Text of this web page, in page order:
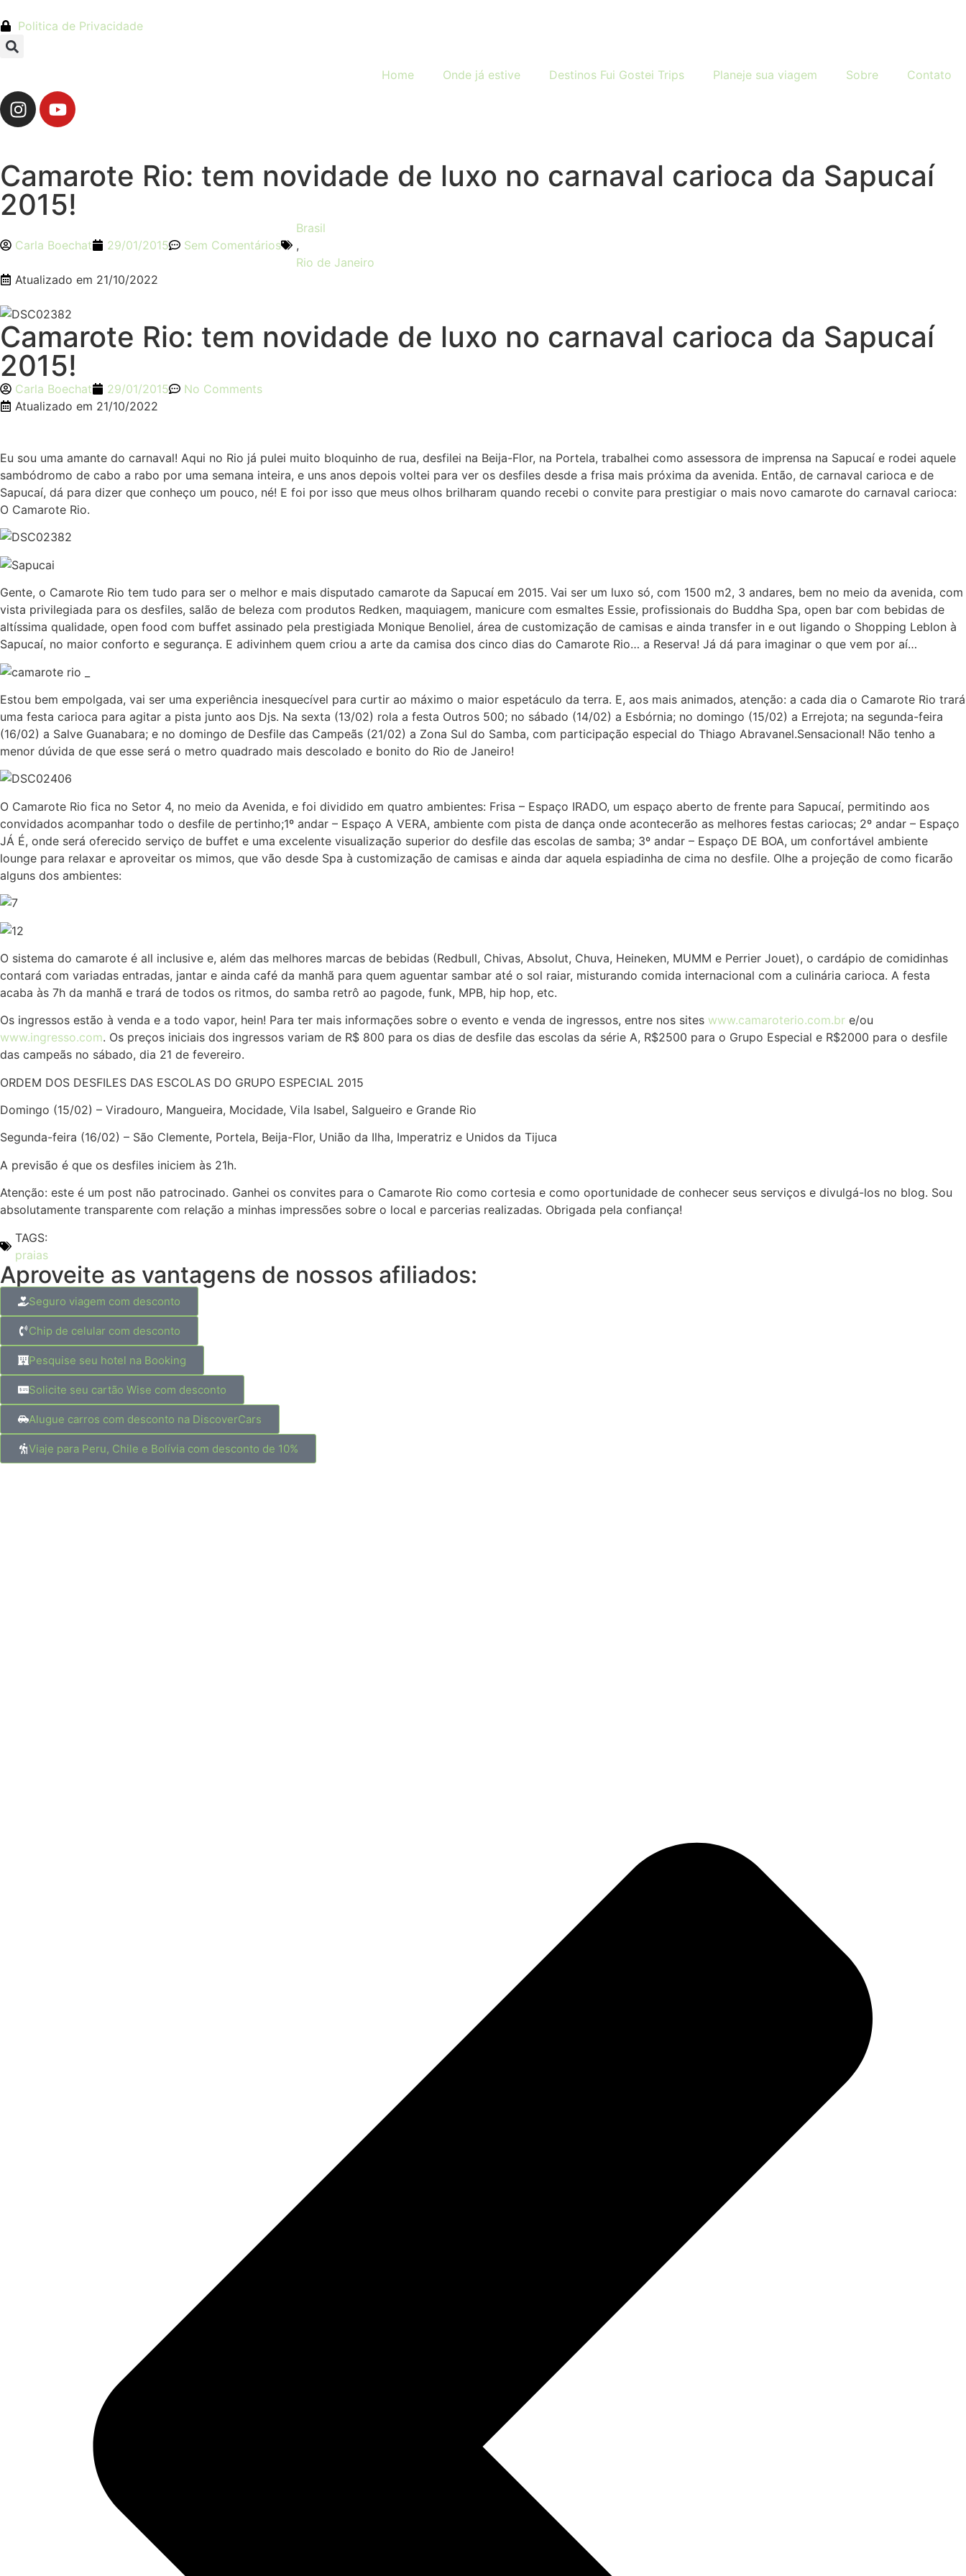
Politica de Privacidade
Home Onde já estive Destinos Fui Gostei Trips Planeje sua viagem Sobre Contato
Camarote Rio: tem novidade de luxo no carnaval carioca da Sapucaí
2015!
Carla Boechat 29/01/2015 Sem Comentários
Brasil
,
Rio de Janeiro
Atualizado em 21/10/2022
Camarote Rio: tem novidade de luxo no carnaval carioca da Sapucaí
2015!
Carla Boechat 29/01/2015
No Comments
Atualizado em 21/10/2022
Eu sou uma amante do carnaval! Aqui no Rio já pulei muito bloquinho de rua, desfilei na Beija-Flor, na Portela, trabalhei como assessora de imprensa na Sapucaí e rodei aquele
sambódromo de cabo a rabo por uma semana inteira, e uns anos depois voltei para ver os desfiles desde a frisa mais próxima da avenida. Então, de carnaval carioca e de
Sapucaí, dá para dizer que conheço um pouco, né! E foi por isso que meus olhos brilharam quando recebi o convite para prestigiar o mais novo camarote do carnaval carioca:
O Camarote Rio.
Gente, o Camarote Rio tem tudo para ser o melhor e mais disputado camarote da Sapucaí em 2015. Vai ser um luxo só, com 1500 m2, 3 andares, bem no meio da avenida, com
vista privilegiada para os desfiles, salão de beleza com produtos Redken, maquiagem, manicure com esmaltes Essie, profissionais do Buddha Spa, open bar com bebidas de
altíssima qualidade, open food com buffet assinado pela prestigiada Monique Benoliel, área de customização de camisas e ainda transfer in e out ligando o Shopping Leblon à
Sapucaí, no maior conforto e segurança. E adivinhem quem criou a arte da camisa dos cinco dias do Camarote Rio… a Reserva! Já dá para imaginar o que vem por aí…
Estou bem empolgada, vai ser uma experiência inesquecível para curtir ao máximo o maior espetáculo da terra. E, aos mais animados, atenção: a cada dia o Camarote Rio trará
uma festa carioca para agitar a pista junto aos Djs. Na sexta (13/02) rola a festa Outros 500; no sábado (14/02) a Esbórnia; no domingo (15/02) a Errejota; na segunda-feira
(16/02) a Salve Guanabara; e no domingo de Desfile das Campeãs (21/02) a Zona Sul do Samba, com participação especial do Thiago Abravanel.Sensacional! Não tenho a
menor dúvida de que esse será o metro quadrado mais descolado e bonito do Rio de Janeiro!
O Camarote Rio fica no Setor 4, no meio da Avenida, e foi dividido em quatro ambientes: Frisa – Espaço IRADO, um espaço aberto de frente para Sapucaí, permitindo aos
convidados acompanhar todo o desfile de pertinho;1º andar – Espaço A VERA, ambiente com pista de dança onde acontecerão as melhores festas cariocas; 2º andar – Espaço
JÁ É, onde será oferecido serviço de buffet e uma excelente visualização superior do desfile das escolas de samba; 3º andar – Espaço DE BOA, um confortável ambiente
lounge para relaxar e aproveitar os mimos, que vão desde Spa à customização de camisas e ainda dar aquela espiadinha de cima no desfile. Olhe a projeção de como ficarão
alguns dos ambientes:
O sistema do camarote é all inclusive e, além das melhores marcas de bebidas (Redbull, Chivas, Absolut, Chuva, Heineken, MUMM e Perrier Jouet), o cardápio de comidinhas
contará com variadas entradas, jantar e ainda café da manhã para quem aguentar sambar até o sol raiar, misturando comida internacional com a culinária carioca. A festa
acaba às 7h da manhã e trará de todos os ritmos, do samba retrô ao pagode, funk, MPB, hip hop, etc.
Os ingressos estão à venda e a todo vapor, hein! Para ter mais informações sobre o evento e venda de ingressos, entre nos sites www.camaroterio.com.br e/ou
www.ingresso.com. Os preços iniciais dos ingressos variam de R$ 800 para os dias de desfile das escolas da série A, R$2500 para o Grupo Especial e R$2000 para o desfile
das campeãs no sábado, dia 21 de fevereiro.
ORDEM DOS DESFILES DAS ESCOLAS DO GRUPO ESPECIAL 2015
Domingo (15/02) – Viradouro, Mangueira, Mocidade, Vila Isabel, Salgueiro e Grande Rio
Segunda-feira (16/02) – São Clemente, Portela, Beija-Flor, União da Ilha, Imperatriz e Unidos da Tijuca
A previsão é que os desfiles iniciem às 21h.
Atenção: este é um post não patrocinado. Ganhei os convites para o Camarote Rio como cortesia e como oportunidade de conhecer seus serviços e divulgá-los no blog. Sou
absolutamente transparente com relação a minhas impressões sobre o local e parcerias realizadas. Obrigada pela confiança!
TAGS:
praias
Aproveite as vantagens de nossos afiliados:
Seguro viagem com desconto
Chip de celular com desconto
Pesquise seu hotel na Booking
Solicite seu cartão Wise com desconto
Alugue carros com desconto na DiscoverCars
Viaje para Peru, Chile e Bolívia com desconto de 10%